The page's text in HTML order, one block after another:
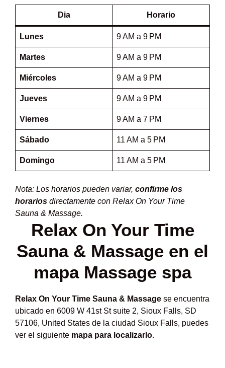
Dia Horario
Lunes 9 AM a 9 PM
Martes 9 AM a 9 PM
Miércoles 9 AM a 9 PM
Jueves 9 AM a 9 PM
Viernes 9 AM a 7 PM
Sábado 11 AM a 5 PM
Domingo 11 AM a 5 PM
Nota: Los horarios pueden variar, confirme los
horarios directamente con Relax On Your Time
Sauna & Massage.
Relax On Your Time
Sauna & Massage en el
mapa Massage spa
Relax On Your Time Sauna & Massage se encuentra
ubicado en 6009 W 41st St suite 2, Sioux Falls, SD
57106, United States de la ciudad Sioux Falls, puedes
ver el siguiente mapa para localizarlo.